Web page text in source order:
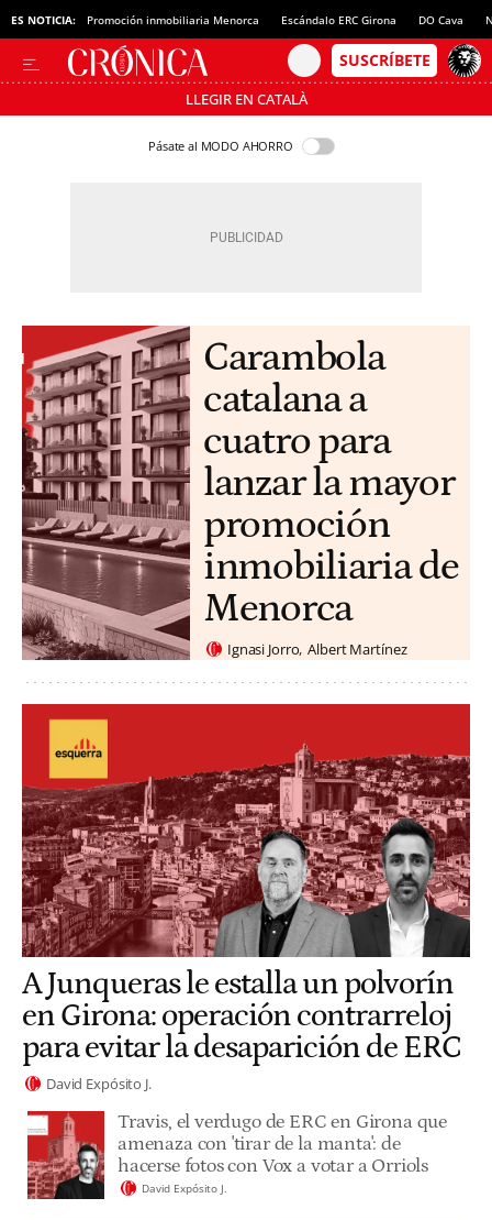
ES NOTICIA: Promoción inmobiliaria Menorca Escándalo ERC Girona DO Cava
LLEGIR EN CATALÀ
Pásate al MODO AHORRO
Carambola
catalana a
cuatro para
lanzar la mayor
promoción
inmobiliaria de
Menorca
Ignasi Jorro Albert Martínez
A Junqueras le estalla un polvorín
en Girona: operación contrarreloj
para evitar la desaparición de ERC
David Expósito J.
Travis, el verdugo de ERC en Girona que
amenaza con 'tirar de la manta': de
hacerse fotos con Vox a votar a Orriols
David Expósito J.